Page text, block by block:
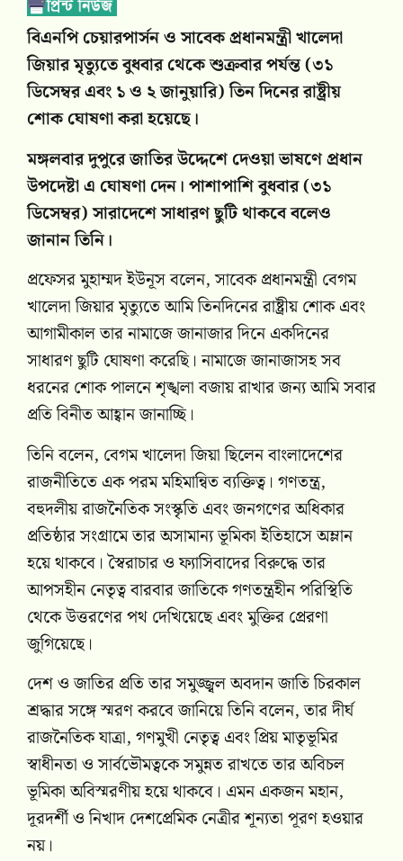
বিএনপি চেয়ারপার্সন ও সাবেক প্রধানমন্ত্রী খালেদা
জিয়ার মৃত্যুতে বুধবার থেকে শুক্রবার পর্যন্ত (৩১
ডিসেম্বর এবং ১ ও ২ জানুয়ারি) তিন দিনের রাষ্ট্রীয়
শোক ঘোষণা করা হয়েছে।
মঙ্গলবার দুপুরে জাতির উদ্দেশে দেওয়া ভাষণে প্রধান
উপদেষ্টা এ ঘোষণা দেন। পাশাপাশি বুধবার (৩১
ডিসেম্বর) সারাদেশে সাধারণ ছুটি থাকবে বলেও
জানান তিনি।
প্রফেসর মুহাম্মদ ইউনূস বলেন, সাবেক প্রধানমন্ত্রী বেগম
খালেদা জিয়ার মৃত্যুতে আমি তিনদিনের রাষ্ট্রীয় শোক এবং
আগামীকাল তার নামাজে জানাজার দিনে একদিনের
সাধারণ ছুটি ঘোষণা করেছি। নামাজে জানাজাসহ সব
ধরনের শোক পালনে শৃঙ্খলা বজায় রাখার জন্য আমি সবার
প্রতি বিনীত আহ্বান জানাচ্ছি।
তিনি বলেন, বেগম খালেদা জিয়া ছিলেন বাংলাদেশের
রাজনীতিতে এক পরম মহিমান্বিত ব্যক্তিত্ব। গণতন্ত্র,
বহুদলীয় রাজনৈতিক সংস্কৃতি এবং জনগণের অধিকার
প্রতিষ্ঠার সংগ্রামে তার অসামান্য ভূমিকা ইতিহাসে অম্লান
হয়ে থাকবে। স্বৈরাচার ও ফ্যাসিবাদের বিরুদ্ধে তার
আপসহীন নেতৃত্ব বারবার জাতিকে গণতন্ত্রহীন পরিস্থিতি
থেকে উত্তরণের পথ দেখিয়েছে এবং মুক্তির প্রেরণা
জুগিয়েছে।
দেশ ও জাতির প্রতি তার সমুজ্জ্বল অবদান জাতি চিরকাল
শ্রদ্ধার সঙ্গে স্মরণ করবে জানিয়ে তিনি বলেন, তার দীর্ঘ
রাজনৈতিক যাত্রা, গণমুখী নেতৃত্ব এবং প্রিয় মাতৃভূমির
স্বাধীনতা ও সার্বভৌমত্বকে সমুন্নত রাখতে তার অবিচল
ভূমিকা অবিস্মরণীয় হয়ে থাকবে। এমন একজন মহান,
দূরদর্শী ও নিখাদ দেশপ্রেমিক নেত্রীর শূন্যতা পূরণ হওয়ার
নয়।